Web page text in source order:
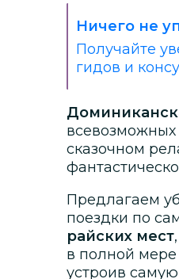
Ничего не
Получайте
гидов и
всевозможных
сказочном
Предлагаем
поездки по
райских мест
в полной
устроив